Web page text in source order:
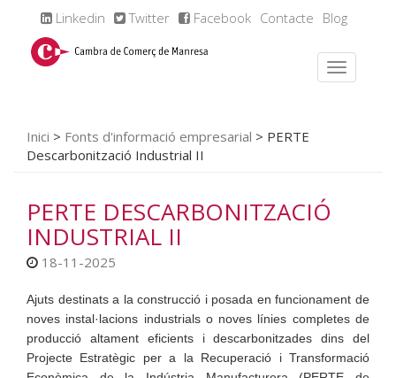
Linkedin Twitter Facebook Contacte Blog
Inici > Fonts d'informació empresarial > PERTE
Descarbonització Industrial II
PERTE DESCARBONITZACIÓ
INDUSTRIAL II
18-11-2025
Ajuts destinats a la construcció i posada en funcionament de
noves instal·lacions industrials o noves línies completes de
producció altament eficients i descarbonitzades dins del
Projecte Estratègic per a la Recuperació i Transformació